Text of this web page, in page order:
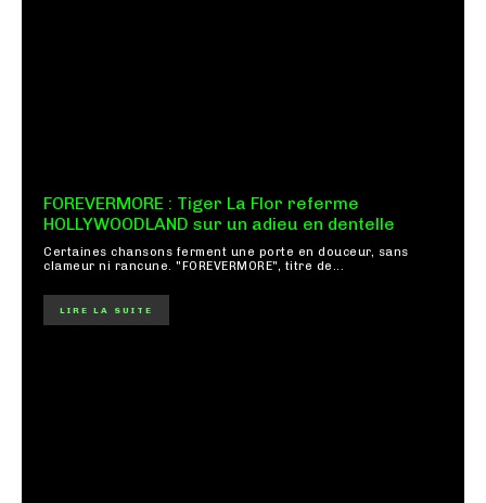
FOREVERMORE : Tiger La Flor referme
HOLLYWOODLAND sur un adieu en dentelle
Certaines chansons ferment une porte en douceur, sans
clameur ni rancune. "FOREVERMORE", titre de...
LIRE LA SUITE